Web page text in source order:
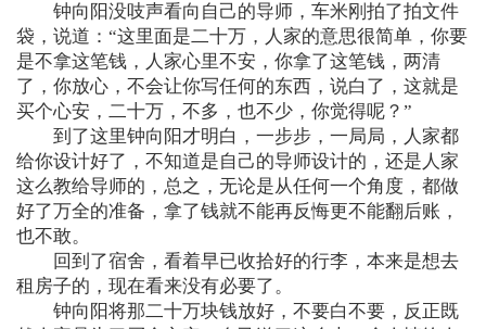
钟向阳没吱声看向自己的导师，车米刚拍了拍文件
袋，说道：“这里面是二十万，人家的意思很简单，你要
是不拿这笔钱，人家心里不安，你拿了这笔钱，两清
了，你放心，不会让你写任何的东西，说白了，这就是
买个心安，二十万，不多，也不少，你觉得呢？”
到了这里钟向阳才明白，一步步，一局局，人家都
给你设计好了，不知道是自己的导师设计的，还是人家
这么教给导师的，总之，无论是从任何一个角度，都做
好了万全的准备，拿了钱就不能再反悔更不能翻后账，
也不敢。
回到了宿舍，看着早已收拾好的行李，本来是想去
租房子的，现在看来没有必要了。
钟向阳将那二十万块钱放好，不要白不要，反正既